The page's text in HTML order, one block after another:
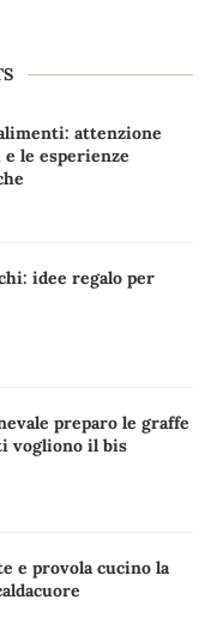
attenzione
le esperienze
idee regalo per
preparo le graffe
vogliono il bis
e provola cucino la